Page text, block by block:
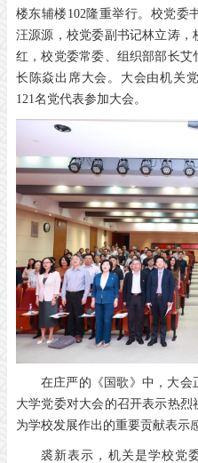
楼东辅楼102隆重举行。校党委
汪源源，校党委副书记林立涛
红，校党委常委、组织部部长
长陈焱出席大会。大会由机关
121名党代表参加大会。
在庄严的《国歌》中，大会
大学党委对大会的召开表示热
为学校发展作出的重要贡献表示
裘新表示，机关是学校党